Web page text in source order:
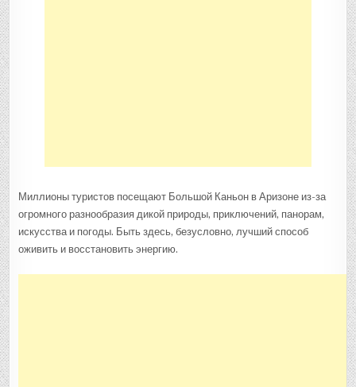
Миллионы туристов посещают Большой Каньон в Аризоне из-за
огромного разнообразия дикой природы, приключений, панорам,
искусства и погоды. Быть здесь, безусловно, лучший способ
оживить и восстановить энергию.